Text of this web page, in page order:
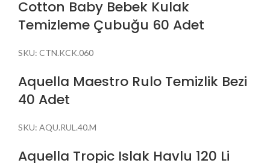
Cotton Baby Bebek Kulak
Temizleme Çubuğu 60 Adet
SKU: CTN.KCK.060
Aquella Maestro Rulo Temizlik Bezi
40 Adet
SKU: AQU.RUL.40.M
Aquella Tropic Islak Havlu 120 Li